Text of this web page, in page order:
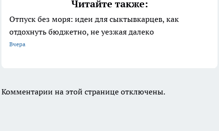
Читайте также:
Отпуск без моря: идеи для сыктывкарцев, как
отдохнуть бюджетно, не уезжая далеко
Вчера
Комментарии на этой странице отключены.